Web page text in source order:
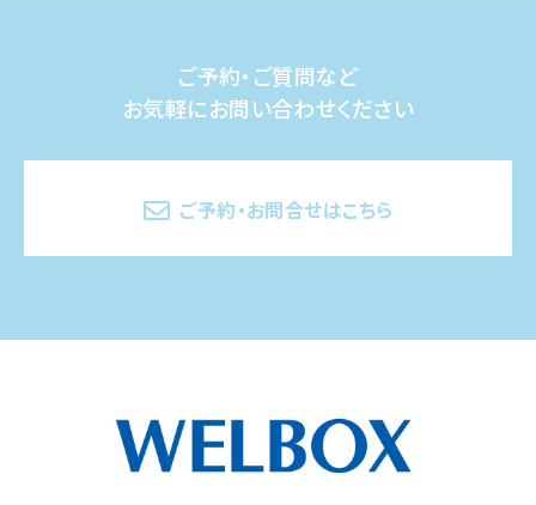
ご予約・ご質問など
お気軽にお問い合わせください
ご予約・お問合せはこちら